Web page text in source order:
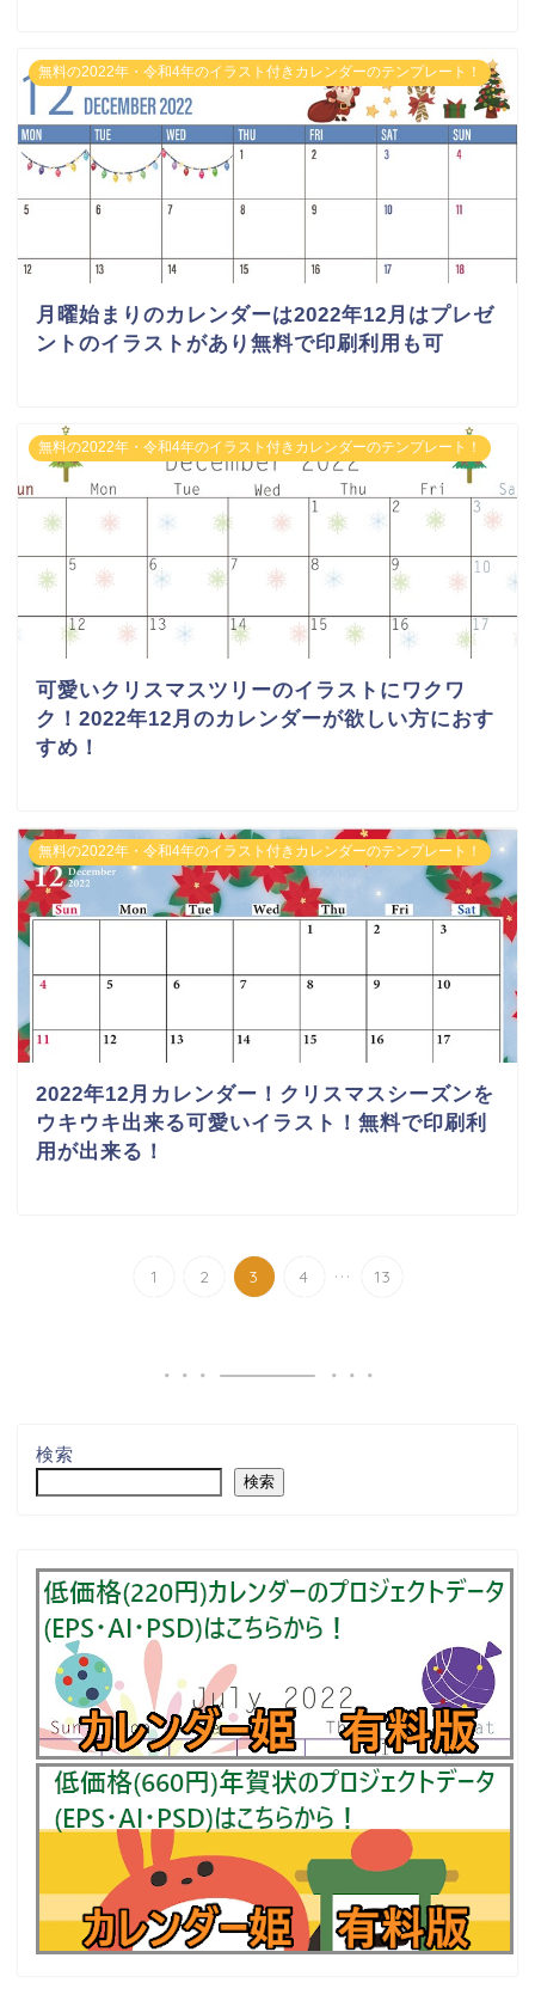
無料の2022年・令和4年のイラスト付きカレンダーのテンプレート！
月曜始まりのカレンダーは2022年12月はプレゼ
ントのイラストがあり無料で印刷利用も可
無料の2022年・令和4年のイラスト付きカレンダーのテンプレート！
可愛いクリスマスツリーのイラストにワクワ
ク！2022年12月のカレンダーが欲しい方におす
すめ！
無料の2022年・令和4年のイラスト付きカレンダーのテンプレート！
2022年12月カレンダー！クリスマスシーズンを
ウキウキ出来る可愛いイラスト！無料で印刷利
用が出来る！
1 2 3 4 ... 13
検索
検索